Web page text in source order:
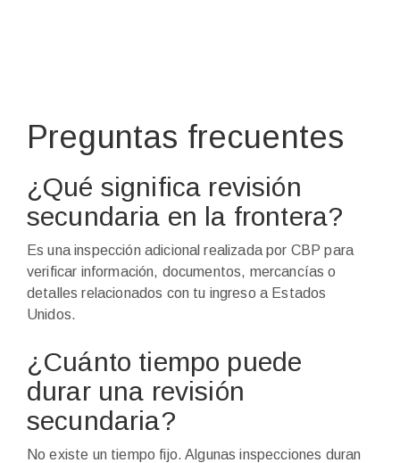
Preguntas frecuentes
¿Qué significa revisión
secundaria en la frontera?
Es una inspección adicional realizada por CBP para
verificar información, documentos, mercancías o
detalles relacionados con tu ingreso a Estados
Unidos.
¿Cuánto tiempo puede
durar una revisión
secundaria?
No existe un tiempo fijo. Algunas inspecciones duran